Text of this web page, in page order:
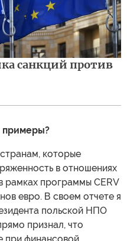
санкций против
примеры?
которые
в отношениях
программы CERV
евро. В своем отчете я
польской НПО
признал, что
при финансовой